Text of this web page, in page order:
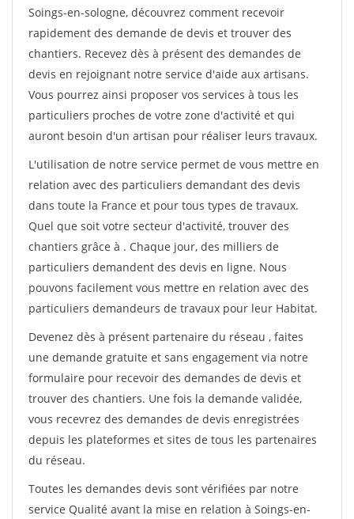
Soings-en-sologne, découvrez comment recevoir
rapidement des demande de devis et trouver des
chantiers. Recevez dès à présent des demandes de
devis en rejoignant notre service d'aide aux artisans.
Vous pourrez ainsi proposer vos services à tous les
particuliers proches de votre zone d'activité et qui
auront besoin d'un artisan pour réaliser leurs travaux.
L'utilisation de notre service permet de vous mettre en
relation avec des particuliers demandant des devis
dans toute la France et pour tous types de travaux.
Quel que soit votre secteur d'activité, trouver des
chantiers grâce à . Chaque jour, des milliers de
particuliers demandent des devis en ligne. Nous
pouvons facilement vous mettre en relation avec des
particuliers demandeurs de travaux pour leur Habitat.
Devenez dès à présent partenaire du réseau , faites
une demande gratuite et sans engagement via notre
formulaire pour recevoir des demandes de devis et
trouver des chantiers. Une fois la demande validée,
vous recevrez des demandes de devis enregistrées
depuis les plateformes et sites de tous les partenaires
du réseau.
Toutes les demandes devis sont vérifiées par notre
service Qualité avant la mise en relation à Soings-en-